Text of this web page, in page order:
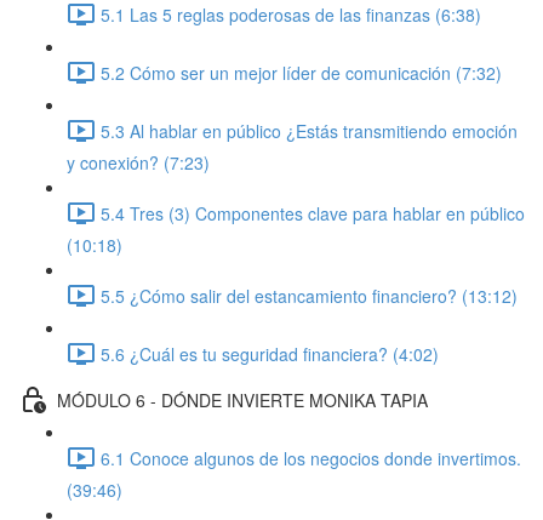
5.1 Las 5 reglas poderosas de las finanzas (6:38)
5.2 Cómo ser un mejor líder de comunicación (7:32)
5.3 Al hablar en público ¿Estás transmitiendo emoción
y conexión? (7:23)
5.4 Tres (3) Componentes clave para hablar en público
(10:18)
5.5 ¿Cómo salir del estancamiento financiero? (13:12)
5.6 ¿Cuál es tu seguridad financiera? (4:02)
MÓDULO 6 - DÓNDE INVIERTE MONIKA TAPIA
6.1 Conoce algunos de los negocios donde invertimos.
(39:46)